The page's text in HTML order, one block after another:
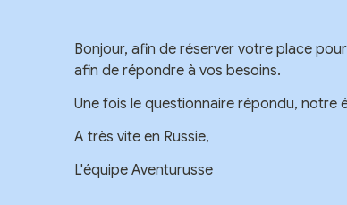
Bonjour, afin de réserver votre place
afin de répondre à vos besoins.
Une fois le questionnaire répondu, notre
A très vite en Russie,
L'équipe Aventurusse